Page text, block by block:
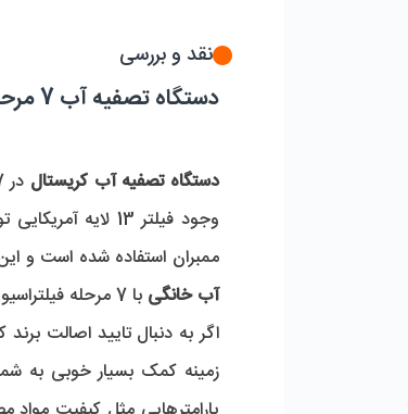
نقد و بررسی
دستگاه تصفیه آب 7 مرحله ای کریستال
دستگاه تصفیه آب کریستال در 7 مرحله فیلتراسیون عملکرد فوق العاده ای در افزایش و بهبود سطح کیفی آب دارد، در
وجود فیلتر 13 لایه آمریکایی توان بالایی در تصفیه آلاینده های موجود در آب را دارد. علاوه بر این در
ممبران استفاده شده است و
آب خانگی با 7 مرحله فیلتراسیون، هزینه های ناشی از تعویض زود هنگام فیلتر ممبران را به میزان قابل توجهی کاهش می دهد.
اگر به دنبال تایید اصالت